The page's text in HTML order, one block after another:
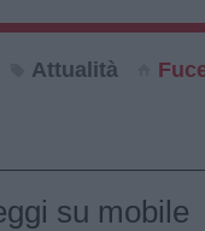
Attualità
su mobile